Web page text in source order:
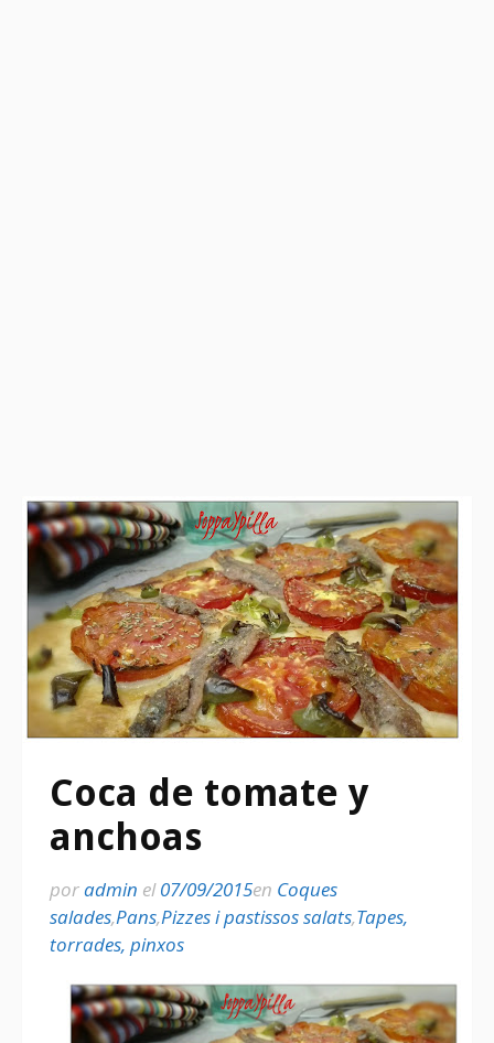
Coca de tomate y
anchoas
poradmin el07/09/2015en Coques
salades,Pans,Pizzes i pastissos salats,Tapes,
torrades, pinxos